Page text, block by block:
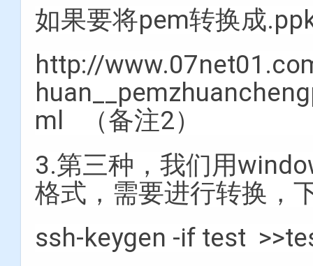
如果要将pem转换成
http://
ml （备注2）
3.第三种，我们用
格式，需要进行转换，
ssh-keygen -if test